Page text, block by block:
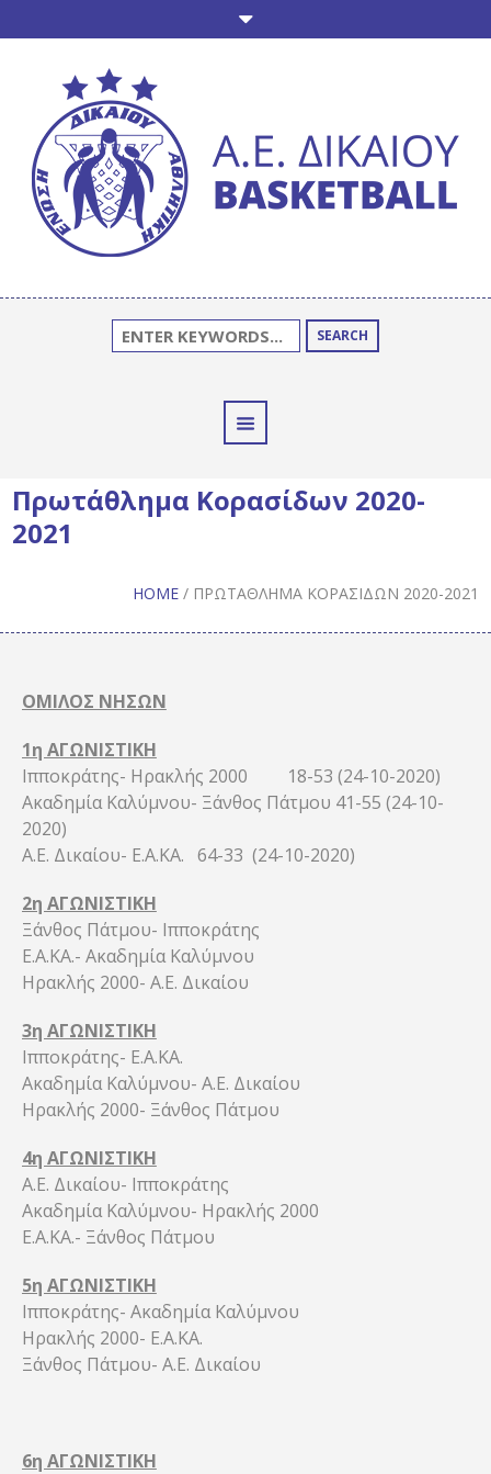
SEARCH
Πρωτάθλημα Κορασίδων 2020-
2021
HOME / ΠΡΩΤΆΘΛΗΜΑ ΚΟΡΑΣΊΔΩΝ 2020-2021
ΟΜΙΛΟΣ ΝΗΣΩΝ
1η ΑΓΩΝΙΣΤΙΚΗ
Ιπποκράτης- Ηρακλής 2000 18-53 (24-10-2020)
Ακαδημία Καλύμνου- Ξάνθος Πάτμου 41-55 (24-10-
2020)
Α.Ε. Δικαίου- Ε.Α.ΚΑ. 64-33 (24-10-2020)
2η ΑΓΩΝΙΣΤΙΚΗ
Ξάνθος Πάτμου- Ιπποκράτης
Ε.Α.ΚΑ.- Ακαδημία Καλύμνου
Ηρακλής 2000- Α.Ε. Δικαίου
3η ΑΓΩΝΙΣΤΙΚΗ
Ιπποκράτης- Ε.Α.ΚΑ.
Ακαδημία Καλύμνου- Α.Ε. Δικαίου
Ηρακλής 2000- Ξάνθος Πάτμου
4η ΑΓΩΝΙΣΤΙΚΗ
Α.Ε. Δικαίου- Ιπποκράτης
Ακαδημία Καλύμνου- Ηρακλής 2000
Ε.Α.ΚΑ.- Ξάνθος Πάτμου
5η ΑΓΩΝΙΣΤΙΚΗ
Ιπποκράτης- Ακαδημία Καλύμνου
Ηρακλής 2000- Ε.Α.ΚΑ.
Ξάνθος Πάτμου- Α.Ε. Δικαίου
6η ΑΓΩΝΙΣΤΙΚΗ